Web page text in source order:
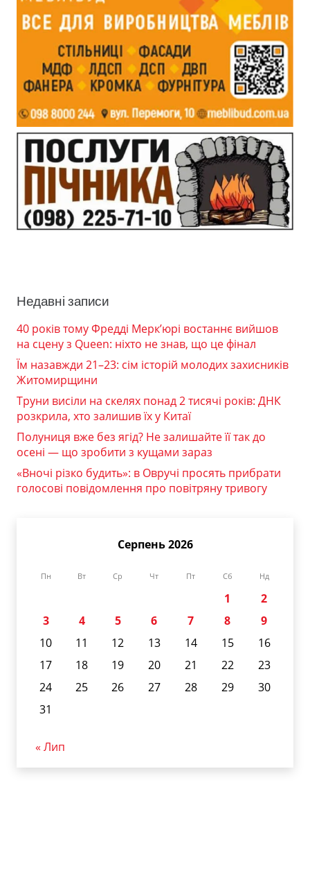
Недавні записи
40 років тому Фредді Мерк’юрі востаннє вийшов
на сцену з Queen: ніхто не знав, що це фінал
Їм назавжди 21–23: сім історій молодих захисників
Житомирщини
Труни висіли на скелях понад 2 тисячі років: ДНК
розкрила, хто залишив їх у Китаї
Полуниця вже без ягід? Не залишайте її так до
осені — що зробити з кущами зараз
«Вночі різко будить»: в Овручі просять прибрати
голосові повідомлення про повітряну тривогу
Серпень 2026
Пн Вт Ср Чт Пт Сб Нд
1
2
3
4 5 6 7 8
9
10
11 12 13 14 15
16
17
18 19 20 21 22
23
24
25 26 27 28 29
30
31
« Лип